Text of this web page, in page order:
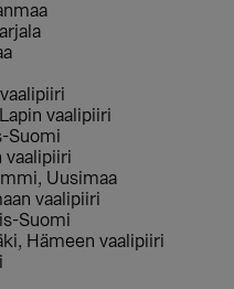
vaalipiiri
Suomi
vaalipiiri
Uusimaa
vaalipiiri
Suomi
Hämeen vaalipiiri